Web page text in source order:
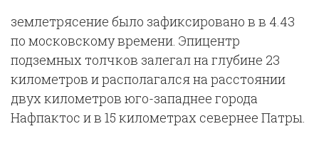
землетрясение было зафиксировано в в 4.43
по московскому времени. Эпицентр
подземных толчков залегал на глубине 23
километров и располагался на расстоянии
двух километров юго-западнее города
Нафпактос и в 15 километрах севернее Патры.